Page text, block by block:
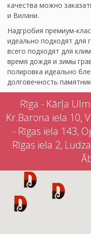
качества можно
и Вилани.
Надгробия премиум-
идеально подходят для
всего подходят для
время дождя и зимы
полировка идеально
долговечность
Rīga - Kārļa
Kr.Barona iela 10,
- Rīgas iela 143,
Rīgas iela 2,